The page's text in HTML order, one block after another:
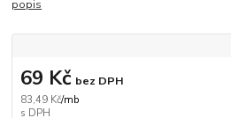
popis
83,49 Kč/mb
69 Kč bez DPH